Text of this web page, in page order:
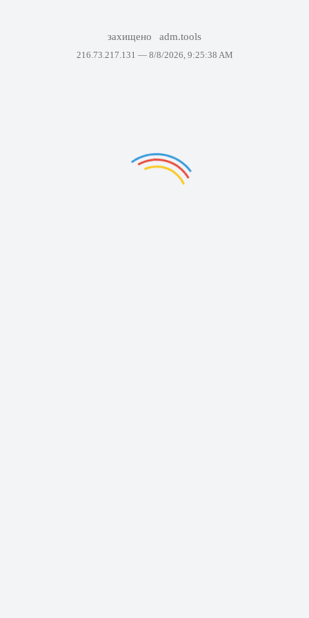
захищено adm.tools
216.73.217.131 — 8/8/2026, 9:25:38 AM